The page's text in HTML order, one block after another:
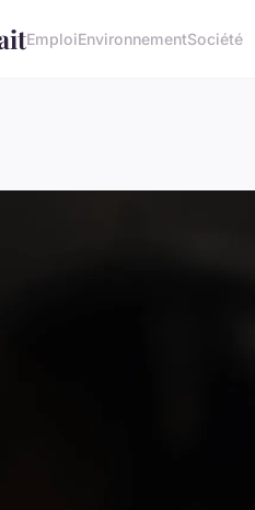
EmploiEnvironnementSociété